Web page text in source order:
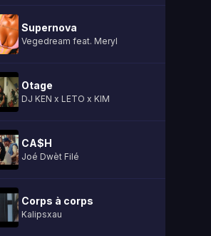
Supernova
Vegedream feat. Meryl
Otage
DJ KEN x LETO x KIM
CA$H
Joé Dwèt Filé
Corps à corps
Kalipsxau